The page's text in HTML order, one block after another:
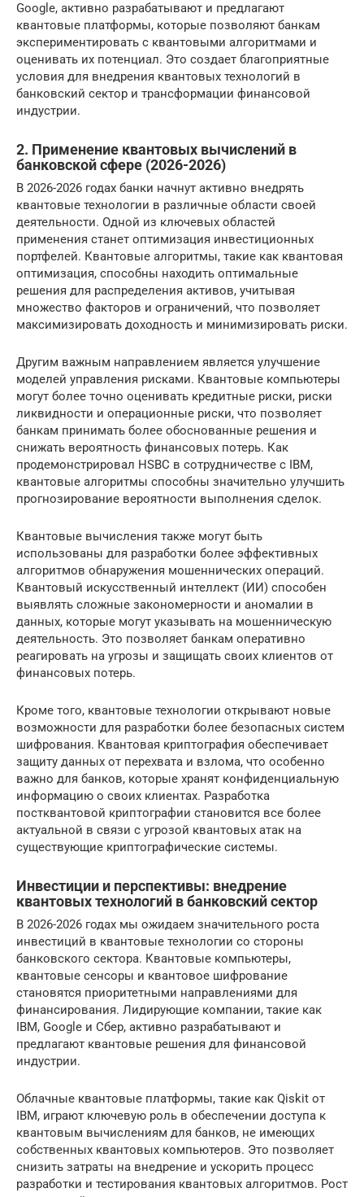
Google, активно разрабатывают и предлагают
квантовые платформы, которые позволяют банкам
экспериментировать с квантовыми алгоритмами и
оценивать их потенциал. Это создает благоприятные
условия для внедрения квантовых технологий в
банковский сектор и трансформации финансовой
индустрии.
2. Применение квантовых вычислений в
банковской сфере (2026-2026)
В 2026-2026 годах банки начнут активно внедрять
квантовые технологии в различные области своей
деятельности. Одной из ключевых областей
применения станет оптимизация инвестиционных
портфелей. Квантовые алгоритмы, такие как квантовая
оптимизация, способны находить оптимальные
решения для распределения активов, учитывая
множество факторов и ограничений, что позволяет
максимизировать доходность и минимизировать риски.
Другим важным направлением является улучшение
моделей управления рисками. Квантовые компьютеры
могут более точно оценивать кредитные риски, риски
ликвидности и операционные риски, что позволяет
банкам принимать более обоснованные решения и
снижать вероятность финансовых потерь. Как
продемонстрировал HSBC в сотрудничестве с IBM,
квантовые алгоритмы способны значительно улучшить
прогнозирование вероятности выполнения сделок.
Квантовые вычисления также могут быть
использованы для разработки более эффективных
алгоритмов обнаружения мошеннических операций.
Квантовый искусственный интеллект (ИИ) способен
выявлять сложные закономерности и аномалии в
данных, которые могут указывать на мошенническую
деятельность. Это позволяет банкам оперативно
реагировать на угрозы и защищать своих клиентов от
финансовых потерь.
Кроме того, квантовые технологии открывают новые
возможности для разработки более безопасных систем
шифрования. Квантовая криптография обеспечивает
защиту данных от перехвата и взлома, что особенно
важно для банков, которые хранят конфиденциальную
информацию о своих клиентах. Разработка
постквантовой криптографии становится все более
актуальной в связи с угрозой квантовых атак на
существующие криптографические системы.
Инвестиции и перспективы: внедрение
квантовых технологий в банковский сектор
В 2026-2026 годах мы ожидаем значительного роста
инвестиций в квантовые технологии со стороны
банковского сектора. Квантовые компьютеры,
квантовые сенсоры и квантовое шифрование
становятся приоритетными направлениями для
финансирования. Лидирующие компании, такие как
IBM, Google и Сбер, активно разрабатывают и
предлагают квантовые решения для финансовой
индустрии.
Облачные квантовые платформы, такие как Qiskit от
IBM, играют ключевую роль в обеспечении доступа к
квантовым вычислениям для банков, не имеющих
собственных квантовых компьютеров. Это позволяет
снизить затраты на внедрение и ускорить процесс
разработки и тестирования квантовых алгоритмов. Рост